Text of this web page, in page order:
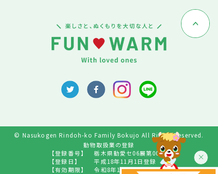
© Nasukogen Rindoh-ko Family Bokujo All Rights Reserved.
動物取扱業の登録
【登録番号】
栃木県動愛セ06展第009号
【登録日】
平成18年11月1日登録
【有効期限】
令和8年10月31日